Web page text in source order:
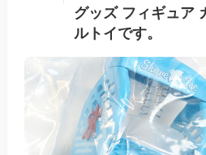
グッズ フィギュア
ルトイです。